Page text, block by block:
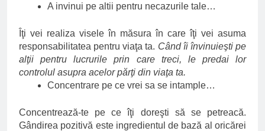
A invinui pe altii pentru necazurile tale…
Îţi vei realiza visele în măsura în care îţi vei asuma
responsabilitatea pentru viaţa ta. Când îi învinuieşti pe
alţii pentru lucrurile prin care treci, le predai lor
controlul asupra acelor părţi din viaţa ta.
Concentrare pe ce vrei sa se intample…
Concentrează-te pe ce îţi doreşti să se petreacă.
Gândirea pozitivă este ingredientul de bază al oricărei